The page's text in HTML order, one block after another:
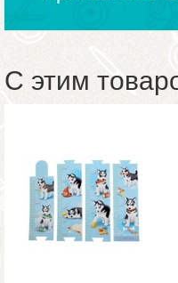
С этим